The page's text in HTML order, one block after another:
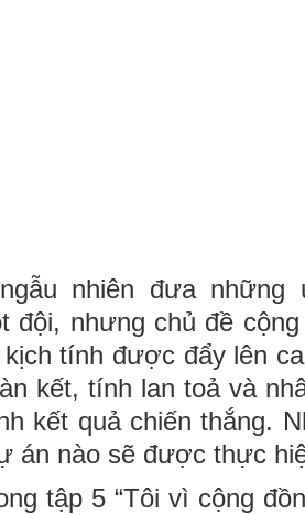
nhiên đưa những
đội, nhưng chủ đề
tính được đẩy lên
kết, tính lan toả và
kết quả chiến thắng.
án nào sẽ được thực
tập 5 “Tôi vì cộng